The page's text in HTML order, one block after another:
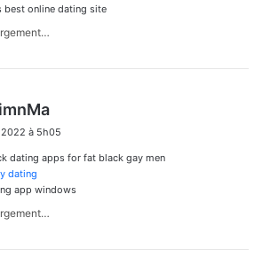
best online dating site
t
à 5h05
dating apps for fat black gay men
dating
app windows